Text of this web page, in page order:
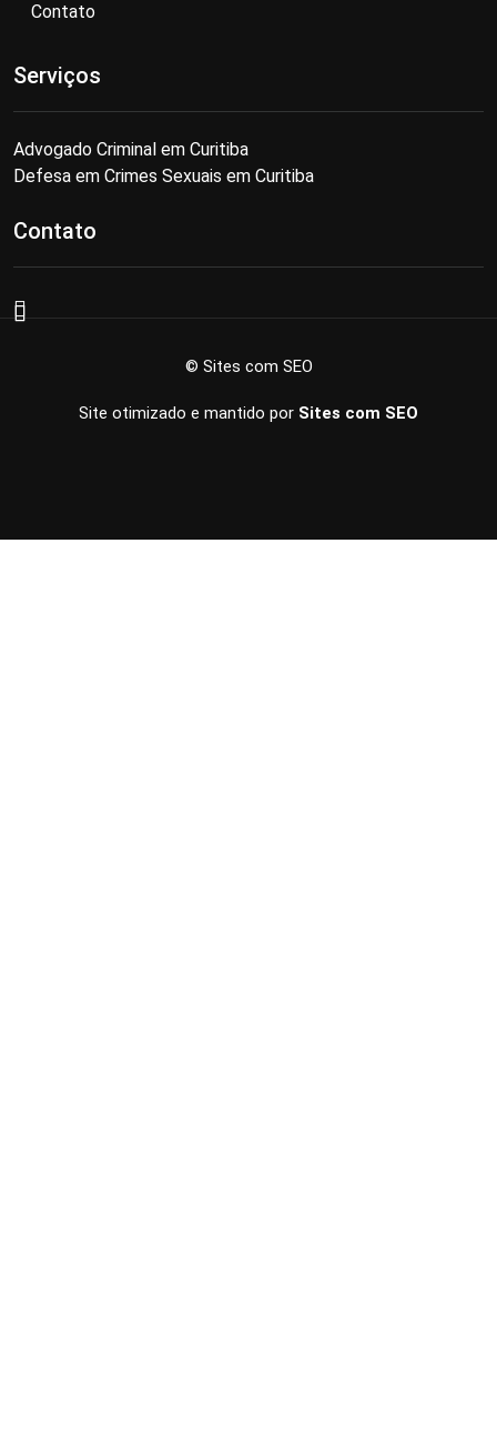
Contato
Serviços
Advogado Criminal em Curitiba
Defesa em Crimes Sexuais em Curitiba
Contato
© Sites com SEO
Site otimizado e mantido por Sites com SEO